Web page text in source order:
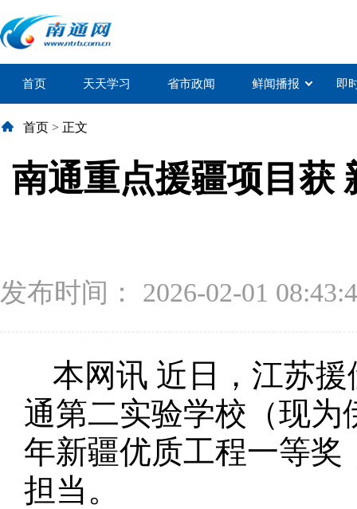
首页 天天学习 省市政闻 鲜闻播报 即
首页 > 正文
南通重点援疆项目获
发布时间： 2026-02-01
本网讯 近日，江苏
通第二实验学校（现为
年新疆优质工程一等奖
担当。